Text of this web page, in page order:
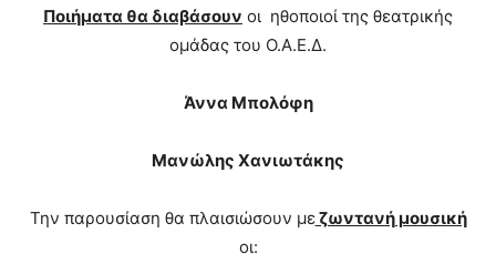
Ποιήματα θα διαβάσουν οι ηθοποιοί της θεατρικής
ομάδας του Ο.Α.Ε.Δ.
Άννα Μπολόφη
Μανώλης Χανιωτάκης
Την παρουσίαση θα πλαισιώσουν μεζωντανή μουσική
οι: